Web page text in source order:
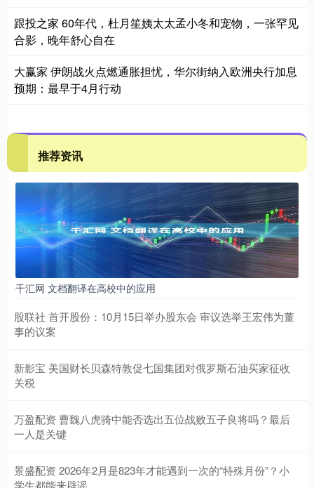
跟投之家 60年代，杜月笙姨太太孟小冬和宠物，一张罕见
合影，晚年舒心自在
大赢家 伊朗战火点燃通胀担忧，华尔街纳入欧洲央行加息
预期：最早于4月行动
推荐资讯
千汇网 文档翻译在高校中的应用
股联社 首开股份：10月15日举办股东会 审议选举王宏伟为董
事的议案
新影宝 美国财长贝森特敦促七国集团对俄罗斯石油买家征收
关税
万盈配资 曹魏八虎骑中能否选出五位战败五子良将吗？最后
一人是关键
景盛配资 2026年2月是823年才能遇到一次的“特殊月份”？小
学生都能来辟谣